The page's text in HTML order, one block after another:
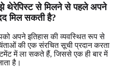
थेरेपिस्ट से मिलने से पहले अपने
मिल सकती है?
अपने इतिहास की व्यवस्थित रूप से
की एक संरचित सूची प्रदान करता
में ला सकते हैं, जिससे एक ही बार में
है।